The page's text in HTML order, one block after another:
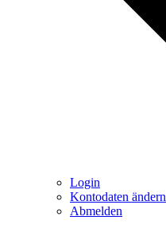
Login
Kontodaten ändern
Abmelden